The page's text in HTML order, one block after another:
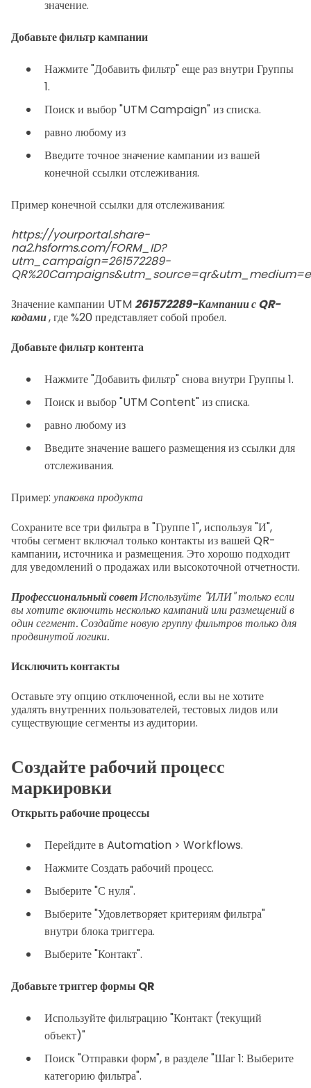
значение.
Добавьте фильтр кампании
Нажмите "Добавить фильтр" еще раз внутри Группы
1.
Поиск и выбор "UTM Campaign" из списка.
равно любому из
Введите точное значение кампании из вашей
конечной ссылки отслеживания.
Пример конечной ссылки для отслеживания:
https://yourportal.share-
na2.hsforms.com/FORM_ID?
utm_campaign=261572289-
Значение кампании UTM261572289-Кампании с QR-
кодами, где %20 представляет собой пробел.
Добавьте фильтр контента
Нажмите "Добавить фильтр" снова внутри Группы 1.
Поиск и выбор "UTM Content" из списка.
равно любому из
Введите значение вашего размещения из ссылки для
отслеживания.
Пример: упаковка продукта
Сохраните все три фильтра в "Группе 1", используя "И",
чтобы сегмент включал только контакты из вашей QR-
кампании, источника и размещения. Это хорошо подходит
для уведомлений о продажах или высокоточной отчетности.
Профессиональный советИспользуйте "ИЛИ" только если
вы хотите включить несколько кампаний или размещений в
один сегмент. Создайте новую группу фильтров только для
продвинутой логики.
Исключить контакты
Оставьте эту опцию отключенной, если вы не хотите
удалять внутренних пользователей, тестовых лидов или
существующие сегменты из аудитории.
Создайте рабочий процесс
маркировки
Открыть рабочие процессы
Перейдите в Automation > Workflows.
Нажмите Создать рабочий процесс.
Выберите "С нуля".
Выберите "Удовлетворяет критериям фильтра"
внутри блока триггера.
Выберите "Контакт".
Добавьте триггер формы QR
Используйте фильтрацию "Контакт (текущий
объект)"
Поиск "Отправки форм", в разделе "Шаг 1: Выберите
категорию фильтра".